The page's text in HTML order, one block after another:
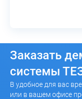
Заказать
системы
В удобное для вас
или в вашем офисе